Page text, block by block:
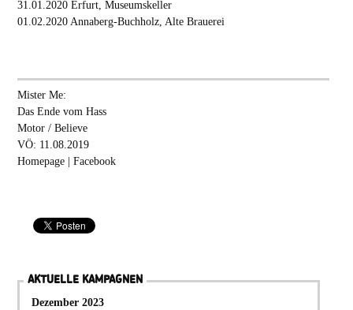
31.01.2020 Erfurt, Museumskeller
01.02.2020 Annaberg-Buchholz, Alte Brauerei
Mister Me:
Das Ende vom Hass
Motor / Believe
VÖ: 11.08.2019
Homepage | Facebook
AKTUELLE KAMPAGNEN
Dezember 2023